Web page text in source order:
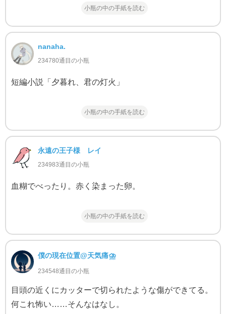
小瓶の中の手紙を読む
nanaha.
234780通目の小瓶
短編小説「夕暮れ、君の灯火」
小瓶の中の手紙を読む
永遠の王子様 レイ
234983通目の小瓶
血糊でべったり。赤く染まった卵。
小瓶の中の手紙を読む
僕の現在位置@天気痛⛈
234548通目の小瓶
目頭の近くにカッターで切られたような傷ができてる。
何これ怖い……そんなはなし。